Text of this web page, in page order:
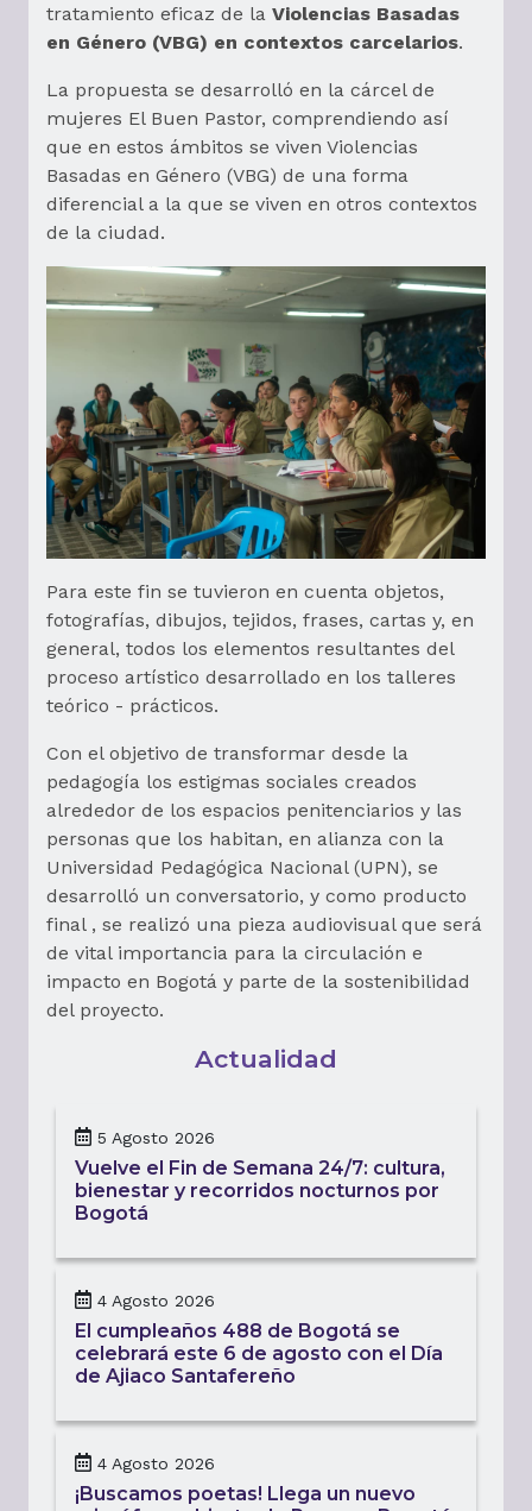
tratamiento eficaz de la Violencias Basadas
en Género (VBG) en contextos carcelarios.
La propuesta se desarrolló en la cárcel de
mujeres El Buen Pastor, comprendiendo así
que en estos ámbitos se viven Violencias
Basadas en Género (VBG) de una forma
diferencial a la que se viven en otros contextos
de la ciudad.
Para este fin se tuvieron en cuenta objetos,
fotografías, dibujos, tejidos, frases, cartas y, en
general, todos los elementos resultantes del
proceso artístico desarrollado en los talleres
teórico - prácticos.
Con el objetivo de transformar desde la
pedagogía los estigmas sociales creados
alrededor de los espacios penitenciarios y las
personas que los habitan, en alianza con la
Universidad Pedagógica Nacional (UPN), se
desarrolló un conversatorio, y como producto
final , se realizó una pieza audiovisual que será
de vital importancia para la circulación e
impacto en Bogotá y parte de la sostenibilidad
del proyecto.
Actualidad
5 Agosto 2026
Vuelve el Fin de Semana 24/7: cultura,
bienestar y recorridos nocturnos por
Bogotá
4 Agosto 2026
El cumpleaños 488 de Bogotá se
celebrará este 6 de agosto con el Día
de Ajiaco Santafereño
4 Agosto 2026
¡Buscamos poetas! Llega un nuevo